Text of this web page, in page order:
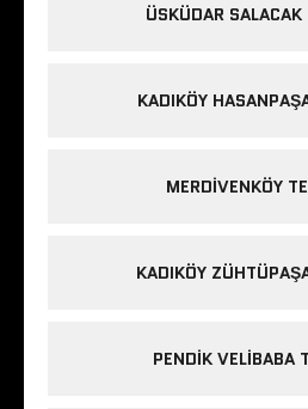
ÜSKÜDAR SALACAK
KADIKÖY
MERDIVENKÖY
KADIKÖY
PENDIK VELIBABA